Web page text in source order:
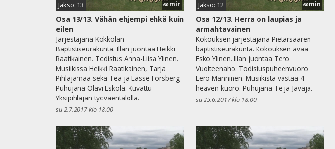
Jakso: 13 60 min
Osa 13/13. Vähän ehjempi ehkä kuin
eilen
Järjestäjänä Kokkolan
Baptistiseurakunta. Illan juontaa Heikki
Raatikainen. Todistus Anna-Liisa Ylinen.
Musiikissa Heikki Raatikainen, Tarja
Pihlajamaa sekä Tea ja Lasse Forsberg.
Puhujana Olavi Eskola. Kuvattu
Yksipihlajan työväentalolla.
su 2.7.2017 klo 18.00
Jakso: 12 60 min
Osa 12/13. Herra on laupias ja
armahtavainen
Kokouksen järjestäjänä Pietarsaaren
baptistiseurakunta. Kokouksen avaa
Esko Ylinen. Illan juontaa Tero
Vuolteenaho. Todistuspuheenvuoro
Eero Manninen. Musiikista vastaa 4
heaven kuoro. Puhujana Teija Jäväjä.
su 25.6.2017 klo 18.00